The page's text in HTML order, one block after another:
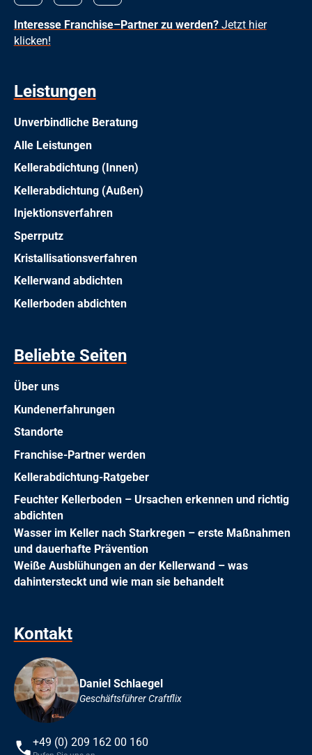
Interesse Franchise–Partner zu werden?Jetzt hier
klicken!
Leistungen
Unverbindliche Beratung
Alle Leistungen
Kellerabdichtung (Innen)
Kellerabdichtung (Außen)
Injektionsverfahren
Sperrputz
Kristallisationsverfahren
Kellerwand abdichten
Kellerboden abdichten
Beliebte Seiten
Über uns
Kundenerfahrungen
Standorte
Franchise-Partner werden
Kellerabdichtung-Ratgeber
Feuchter Kellerboden – Ursachen erkennen und richtig
abdichten
Wasser im Keller nach Starkregen – erste Maßnahmen
und dauerhafte Prävention
Weiße Ausblühungen an der Kellerwand – was
dahintersteckt und wie man sie behandelt
Kontakt
Daniel Schlaegel
Geschäftsführer Craftflix
+49 (0) 209 162 00 160